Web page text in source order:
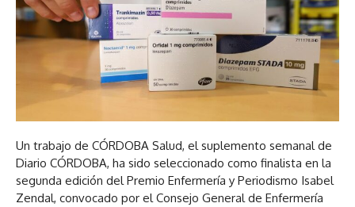
Un trabajo de CÓRDOBA Salud, el suplemento semanal de
Diario CÓRDOBA, ha sido seleccionado como finalista en la
segunda edición del Premio Enfermería y Periodismo Isabel
Zendal, convocado por el Consejo General de Enfermería